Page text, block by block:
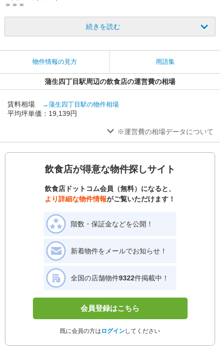
＝＝＝
続きを読む
物件情報の見方 用語集
蒲生四丁目駅周辺の飲食店の運営費の相場
賃料相場 →蒲生四丁目駅の物件相場
平均坪単価：19,139円
※運営費の相場データについて
飲食店が得意な物件探しサイト
飲食店ドットコム会員（無料）になると、
より詳細な物件情報がご覧いただけます！
階数・保証金などを公開！
新着物件をメールでお知らせ！
全国の店舗物件9322件掲載中！
会員登録はこちら
既に会員の方は ログインしてください